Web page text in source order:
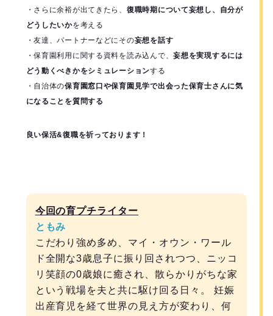
・さらに余裕が出てきたら、 復職時期について妄想し、自分が
どうしたいかを考える
・友達、パートナーなどにその妄想を話す
・保育園利用に関する資料を読み込んで、妄想を実現するには
どう動くべきかをシミュレーションする
・自治体の保育園窓口や保育園見学で出会った保育士さんに気
になることを質問する
良い保活&復職を祈っております！
今回の育プチライター
ともみ
こだわり強め多め、マイ・オウン・ワール
ド全開な3歳息子に振り回されつつ、ニッコ
リ笑顔の0歳娘に癒され、散らかりがちな家
という戦場を夫と共に駆け回る日々。 妊娠
出産育児を経て世界の見え方が変わり、何